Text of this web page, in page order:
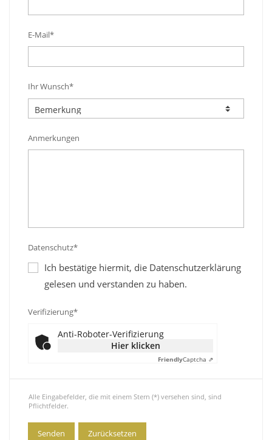
E-Mail*
Ihr Wunsch*
Anmerkungen
Datenschutz*
Ich bestätige hiermit, die Datenschutzerklärung
gelesen und verstanden zu haben.
Verifizierung*
Anti-Roboter-Verifizierung
Hier klicken
FriendlyCaptcha ⇗
Alle Eingabefelder, die mit einem Stern (*) versehen sind, sind
Pflichtfelder.